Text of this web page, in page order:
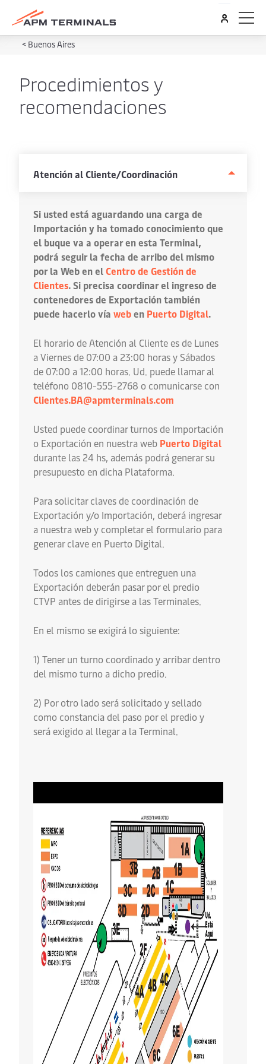
< Buenos Aires
Procedimientos y
recomendaciones
Atención al Cliente/Coordinación
Si usted está aguardando una carga de
Importación y ha tomado conocimiento que
el buque va a operar en esta Terminal,
podrá seguir la fecha de arribo del mismo
por la Web en elCentro de Gestión de
Clientes. Si precisa coordinar el ingreso de
contenedores de Exportación también
puede hacerlo vía weben Puerto Digital.
El horario de Atención al Cliente es de Lunes
a Viernes de 07:00 a 23:00 horas y Sábados
de 07:00 a 12:00 horas. Ud. puede llamar al
teléfono 0810-555-2768 o comunicarse con
Clientes.BA@apmterminals.com
Usted puede coordinar turnos de Importación
o Exportación en nuestra web Puerto Digital
durante las 24 hs, además podrá generar su
presupuesto en dicha Plataforma.
Para solicitar claves de coordinación de
Exportación y/o Importación, deberá ingresar
a nuestra web y completar el formulario para
generar clave en Puerto Digital.
Todos los camiones que entreguen una
Exportación deberán pasar por el predio
CTVP antes de dirigirse a las Terminales.
En el mismo se exigirá lo siguiente:
1) Tener un turno coordinado y arribar dentro
del mismo turno a dicho predio.
2) Por otro lado será solicitado y sellado
como constancia del paso por el predio y
será exigido al llegar a la Terminal.